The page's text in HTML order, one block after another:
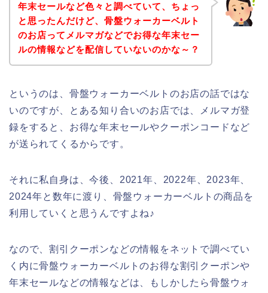
年末セールなど色々と調べていて、ちょっ
と思ったんだけど、骨盤ウォーカーベルト
のお店ってメルマガなどでお得な年末セー
ルの情報などを配信していないのかな～？
というのは、骨盤ウォーカーベルトのお店の話ではな
いのですが、とある知り合いのお店では、メルマガ登
録をすると、お得な年末セールやクーポンコードなど
が送られてくるからです。
それに私自身は、今後、2021年、2022年、2023年、
2024年と数年に渡り、骨盤ウォーカーベルトの商品を
利用していくと思うんですよね♪
なので、割引クーポンなどの情報をネットで調べてい
く内に骨盤ウォーカーベルトのお得な割引クーポンや
年末セールなどの情報などは、もしかしたら骨盤ウォ